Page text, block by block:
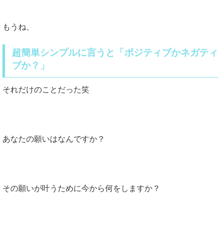
もうね、
超簡単シンプルに言うと「ポジティブかネガティ
ブか？」
それだけのことだった笑
あなたの願いはなんですか？
その願いが叶うために今から何をしますか？